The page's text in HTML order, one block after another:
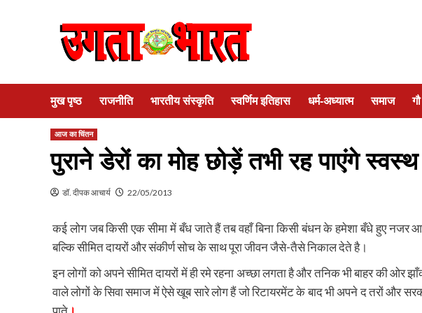
मुख पृष्ठ राजनीति भारतीय संस्कृति स्वर्णिम इतिहास धर्म-अध्यात्म समाज
आज का चिंतन
पुराने डेरों का मोह छोड़ें तभी रह पाएंगे
डॉ. दीपक आचार्य 22/05/2013
कई लोग जब किसी एक सीमा में बँध जाते हैं तब वहाँ बिना किसी बंधन के हमेशा बँधे हुए नजर
बल्कि सीमित दायरों और संकीर्ण सोच के साथ पूरा जीवन जैसे-तैसे निकाल देते है।
इन लोगों को अपने सीमित दायरों में ही रमे रहना अच्छा लगता है और तनिक भी बाहर की ओर
वाले लोगों के सिवा समाज में ऐसे खूब सारे लोग हैं जो रिटायरमेंट के बाद भी अपने द तरों और